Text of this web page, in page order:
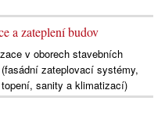
a zateplení budov
v oborech stavebních
zateplovací systémy,
sanity a klimatizací)